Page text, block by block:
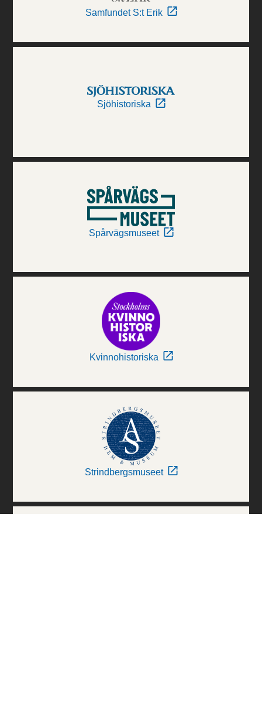
Samfundet S:t Erik
Sjöhistoriska
Spårvägsmuseet
Kvinnohistoriska
Strindbergsmuseet